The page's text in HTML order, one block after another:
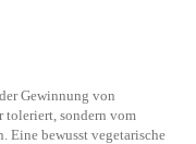
Gewinnung von
sondern vom
Eine bewusst vegetarische